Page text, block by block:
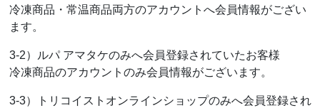
冷凍商品・常温商品両方のアカウントへ会員情報がござい
ます。
3-2）ルパ アマタケのみへ会員登録されていたお客様
冷凍商品のアカウントのみ会員情報がございます。
3-3）トリコイストオンラインショップのみへ会員登録され